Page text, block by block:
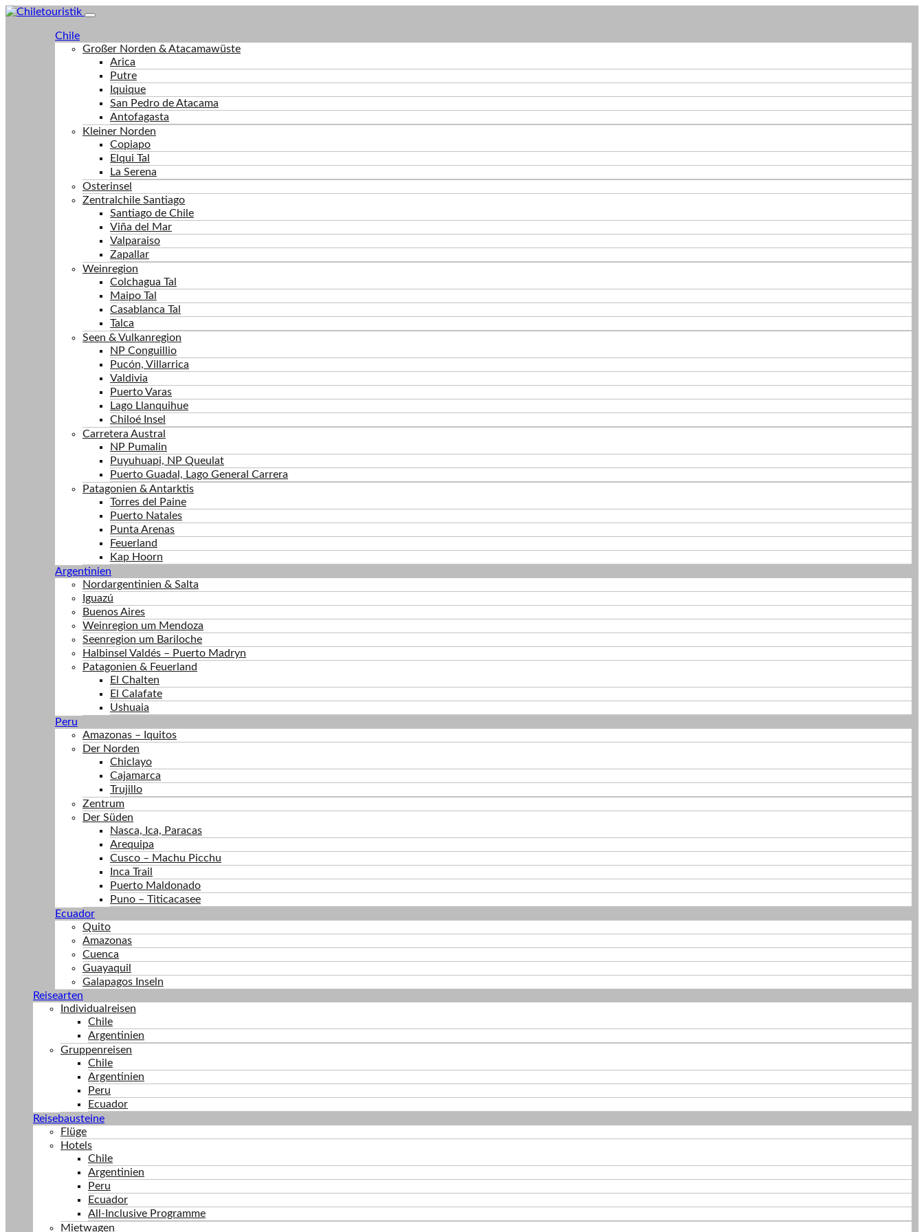
Chile
Großer Norden & Atacamawüste
Arica
Putre
Iquique
San Pedro de Atacama
Antofagasta
Kleiner Norden
Copiapo
Elqui Tal
La Serena
Osterinsel
Zentralchile Santiago
Santiago de Chile
Viña del Mar
Valparaiso
Zapallar
Weinregion
Colchagua Tal
Maipo Tal
Casablanca Tal
Talca
Seen & Vulkanregion
NP Conguillio
Pucón, Villarrica
Valdivia
Puerto Varas
Lago Llanquihue
Chiloé Insel
Carretera Austral
NP Pumalin
Puyuhuapi, NP Queulat
Puerto Guadal, Lago General Carrera
Patagonien & Antarktis
Torres del Paine
Puerto Natales
Punta Arenas
Feuerland
Kap Hoorn
Argentinien
Nordargentinien & Salta
Iguazú
Buenos Aires
Weinregion um Mendoza
Seenregion um Bariloche
Halbinsel Valdés – Puerto Madryn
Patagonien & Feuerland
El Chalten
El Calafate
Ushuaia
Peru
Amazonas – Iquitos
Der Norden
Chiclayo
Cajamarca
Trujillo
Zentrum
Der Süden
Nasca, Ica, Paracas
Arequipa
Cusco – Machu Picchu
Inca Trail
Puerto Maldonado
Puno – Titicacasee
Ecuador
Quito
Amazonas
Cuenca
Guayaquil
Galapagos Inseln
Reisearten
Individualreisen
Chile
Argentinien
Gruppenreisen
Chile
Argentinien
Peru
Ecuador
Reisebausteine
Flüge
Hotels
Chile
Argentinien
Peru
Ecuador
All-Inclusive Programme
Mietwagen